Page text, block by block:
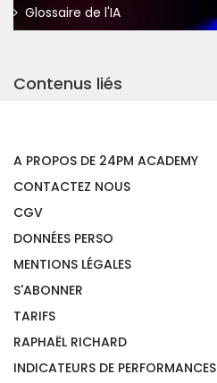
Glossaire de l'IA
Contenus liés
A PROPOS DE 24PM ACADEMY
CONTACTEZ NOUS
CGV
DONNÉES PERSO
MENTIONS LÉGALES
S'ABONNER
TARIFS
RAPHAËL RICHARD
INDICATEURS DE PERFORMANCES